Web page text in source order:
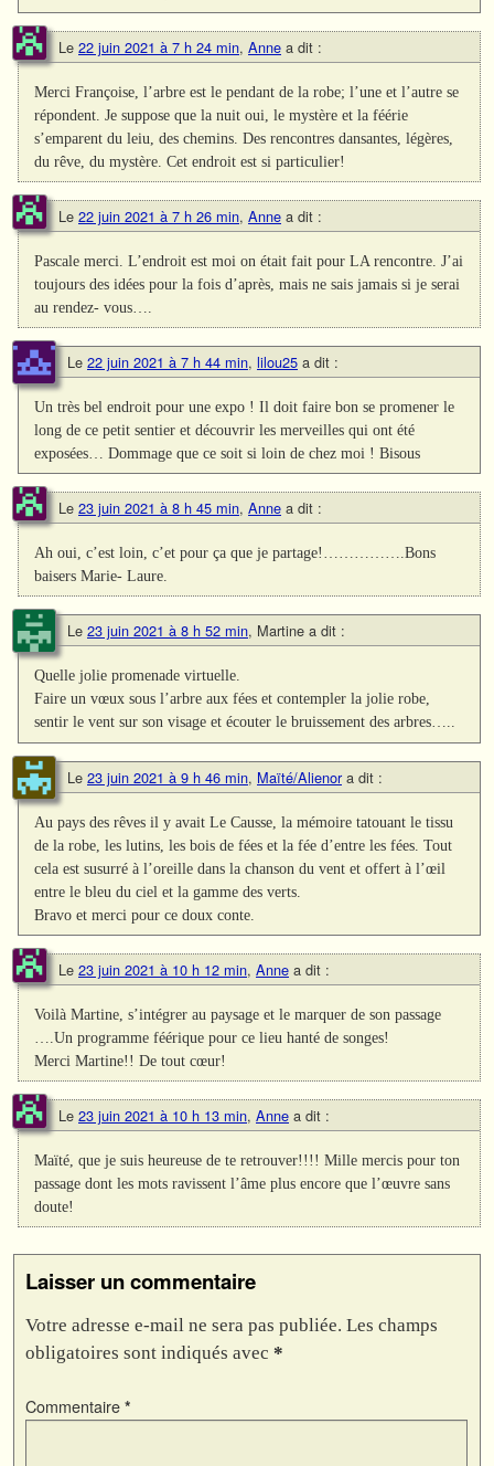
Le 22 juin 2021 à 7 h 24 min, Anne a dit :
Merci Françoise, l’arbre est le pendant de la robe; l’une et l’autre se
répondent. Je suppose que la nuit oui, le mystère et la féérie
s’emparent du leiu, des chemins. Des rencontres dansantes, légères,
du rêve, du mystère. Cet endroit est si particulier!
Le 22 juin 2021 à 7 h 26 min, Anne a dit :
Pascale merci. L’endroit est moi on était fait pour LA rencontre. J’ai
toujours des idées pour la fois d’après, mais ne sais jamais si je serai
au rendez- vous….
Le 22 juin 2021 à 7 h 44 min, lilou25 a dit :
Un très bel endroit pour une expo ! Il doit faire bon se promener le
long de ce petit sentier et découvrir les merveilles qui ont été
exposées… Dommage que ce soit si loin de chez moi ! Bisous
Le 23 juin 2021 à 8 h 45 min, Anne a dit :
Ah oui, c’est loin, c’et pour ça que je partage!…………….Bons
baisers Marie- Laure.
Le 23 juin 2021 à 8 h 52 min, Martine a dit :
Quelle jolie promenade virtuelle.
Faire un vœux sous l’arbre aux fées et contempler la jolie robe,
sentir le vent sur son visage et écouter le bruissement des arbres…..
Le 23 juin 2021 à 9 h 46 min, Maïté/Alienor a dit :
Au pays des rêves il y avait Le Causse, la mémoire tatouant le tissu
de la robe, les lutins, les bois de fées et la fée d’entre les fées. Tout
cela est susurré à l’oreille dans la chanson du vent et offert à l’œil
entre le bleu du ciel et la gamme des verts.
Bravo et merci pour ce doux conte.
Le 23 juin 2021 à 10 h 12 min, Anne a dit :
Voilà Martine, s’intégrer au paysage et le marquer de son passage
….Un programme féérique pour ce lieu hanté de songes!
Merci Martine!! De tout cœur!
Le 23 juin 2021 à 10 h 13 min, Anne a dit :
Maïté, que je suis heureuse de te retrouver!!!! Mille mercis pour ton
passage dont les mots ravissent l’âme plus encore que l’œuvre sans
doute!
Laisser un commentaire
Votre adresse e-mail ne sera pas publiée. Les champs
obligatoires sont indiqués avec *
Commentaire *